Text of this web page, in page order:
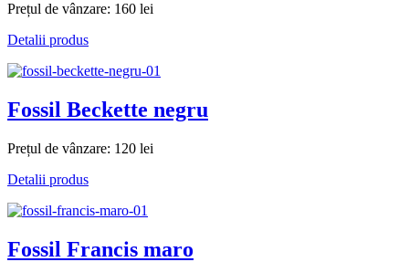
Prețul de vânzare: 160 lei
Detalii produs
Fossil Beckette negru
Prețul de vânzare: 120 lei
Detalii produs
Fossil Francis maro